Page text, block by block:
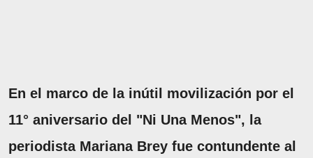
En el marco de la inútil movilización por el
11° aniversario del "Ni Una Menos", la
periodista Mariana Brey fue contundente al